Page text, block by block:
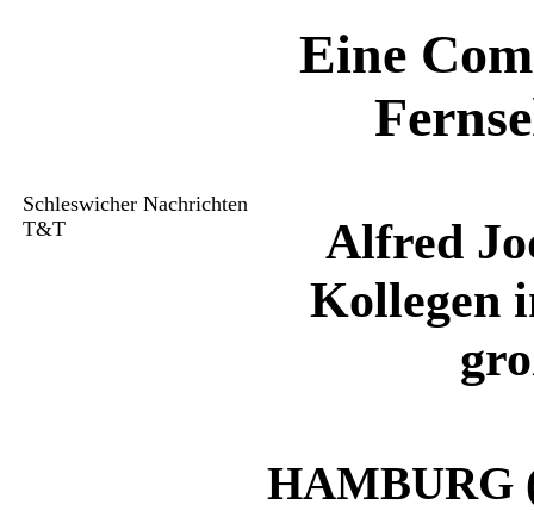
Schleswicher Nachrichten
T&T
Eine
Alfred
Kollegen
HAMBURG